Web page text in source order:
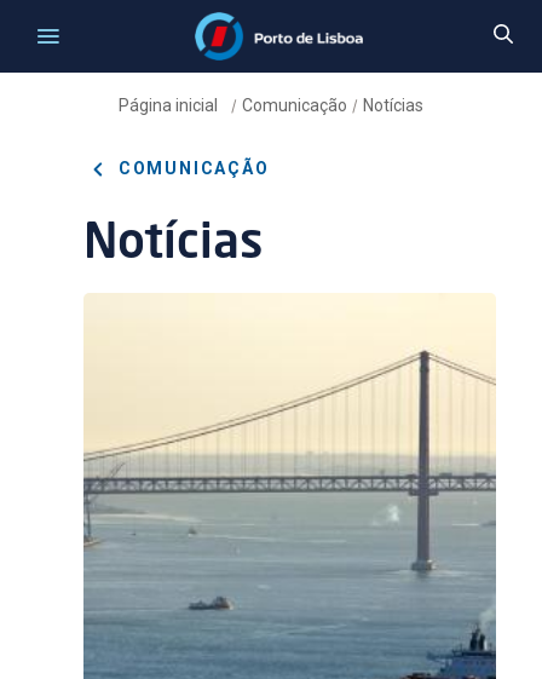
Página inicial / Comunicação / Notícias
COMUNICAÇÃO
Notícias